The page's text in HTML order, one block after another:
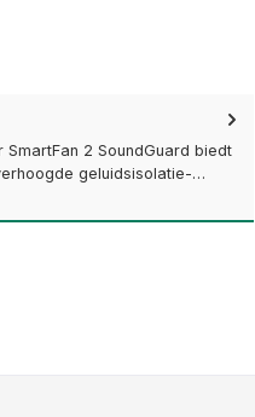
SmartFan 2 SoundGuard biedt
geluidsisolatie-…